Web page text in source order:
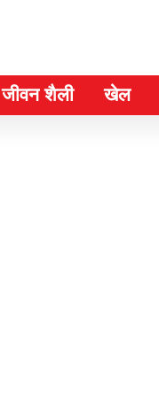
जीवन शैली खेल